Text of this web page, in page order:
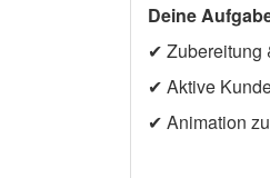
Deine
✔ Zubereitung
✔ Aktive
✔ Animation